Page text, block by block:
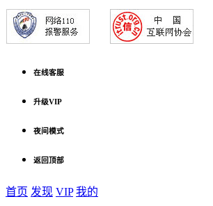
在线客服
升级VIP
夜间模式
返回顶部
首页 发现 VIP 我的